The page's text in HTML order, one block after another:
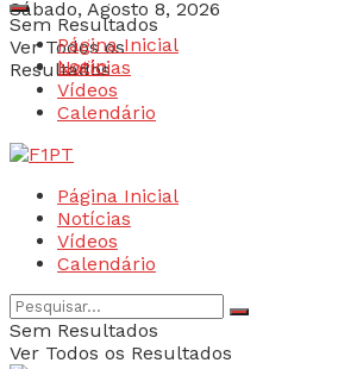
Sábado, Agosto 8, 2026
Login
Sem Resultados
Ver Todos os
Resultados
Página Inicial
Notícias
Vídeos
Calendário
Página Inicial
Notícias
Vídeos
Calendário
Sem Resultados
Ver Todos os Resultados